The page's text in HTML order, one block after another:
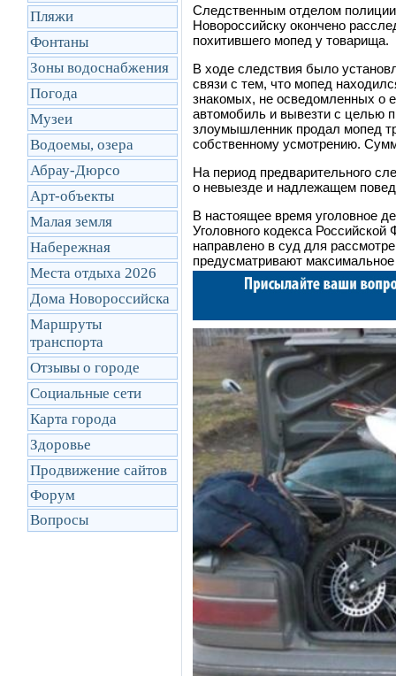
Пляжи
Фонтаны
Зоны водоснабжения
Погода
Музеи
Водоемы, озера
Абрау-Дюрсо
Арт-объекты
Малая земля
Набережная
Места отдыха 2026
Дома Новороссийска
Маршруты
транcпорта
Отзывы о городе
Социальные сети
Карта города
Здоровье
Продвижение сайтов
Форум
Вопросы
Следственным отделом
Новороссийску окончено
похитившего мопед у товарища.
В ходе следствия было
связи с тем, что мопед
знакомых, не осведомленных о
автомобиль и вывезти с целью
злоумышленник продал мопед
собственному усмотрению.
На период предварительного
о невыезде и надлежащем
В настоящее время уголовное
Уголовного кодекса
направлено в суд для
предусматривают